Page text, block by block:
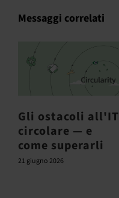
Messaggi correlati
Gli ostacoli all'IT
circolare — e
come superarli
21 giugno 2026